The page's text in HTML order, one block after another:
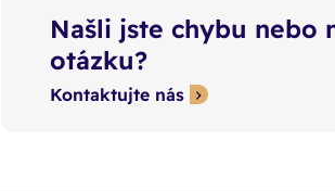
Našli jste chybu nebo
otázku?
Kontaktujte nás